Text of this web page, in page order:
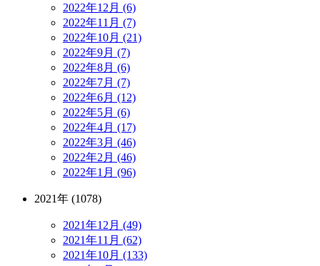
2022年12月 (6)
2022年11月 (7)
2022年10月 (21)
2022年9月 (7)
2022年8月 (6)
2022年7月 (7)
2022年6月 (12)
2022年5月 (6)
2022年4月 (17)
2022年3月 (46)
2022年2月 (46)
2022年1月 (96)
2021年 (1078)
2021年12月 (49)
2021年11月 (62)
2021年10月 (133)